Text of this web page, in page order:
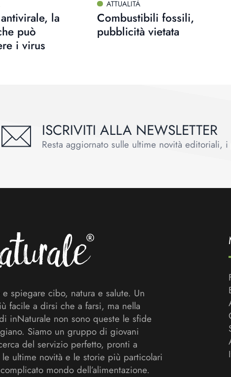
la
può
i virus
ATTUALITÀ
Combustibili fossili,
pubblicità vietata
ISCRIVITI ALLA NEWSLETTER
Resta aggiornato sulle ultime novità editoriali,
e spiegare cibo, natura e salute. Un
facile a dirsi che a farsi, ma nella
inNaturale non sono queste le sfide
Siamo un gruppo di giovani
del servizio perfetto, pronti a
le ultime novità e le storie più particolari
mondo dell’alimentazione.